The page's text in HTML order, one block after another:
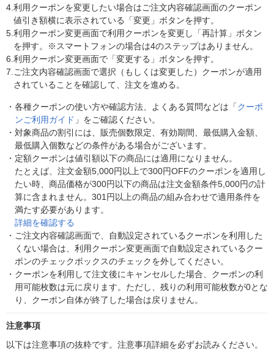
4. 利用クーポンを変更したい場合はご注文内容確認画面のクーポン
値引き額横に表示されている「変更」ボタンを押す。
5. 利用クーポン変更画面で利用クーポンを変更し「再計算」ボタン
を押す。※スマートフォンの場合は4のステップはありません。
6. 利用クーポン変更画面で「変更する」ボタンを押す。
7. ご注文内容確認画面で選択（もしくは変更した）クーポンが適用
されていることを確認して、注文を進める。
・ 各種クーポンの使い方や確認方法、よくある質問などは「クーポ
ンご利用ガイド 」をご確認ください。
・ 対象商品の割引には、販売個数限定、有効期間、最低購入金額、
最低購入個数などの条件がある場合がございます。
・ 定額クーポンは値引額以下の商品には適用になりません。
たとえば、注文金額5,000円以上で300円OFFのクーポンを適用し
たい時、商品価格が300円以下の商品は注文金額条件5,000円の計
算に含まれません。301円以上の商品の組み合わせで適用条件を
満たす必要があります。
詳細を確認する
・ ご注文内容確認画面で、自動設定されているクーポンを利用した
くない場合は、利用クーポン変更画面で自動設定されているクー
ポンのチェックボックスのチェックを外してください。
・ クーポンを利用して注文後にキャンセルした場合、クーポンの利
用可能枚数は元に戻ります。ただし、残りの利用可能枚数が0とな
り、クーポン自体が終了した場合は戻りません。
注意事項
以下は注意事項の抜粋です。注意事項詳細を必ずお読みください。